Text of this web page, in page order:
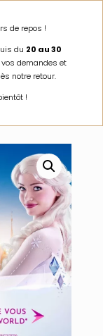
en 2025 |
de repos !
du 20 au 30
demandes et
notre retour.
!